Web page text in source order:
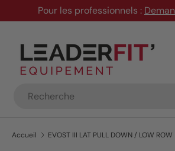
Aller au contenu
Pour les professionnels :
Accueil EVOST III LAT PULL DOWN / LOW ROW